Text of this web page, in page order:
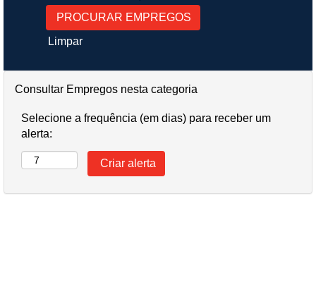
Limpar
Consultar Empregos nesta categoria
Selecione a frequência (em dias) para receber um
alerta: